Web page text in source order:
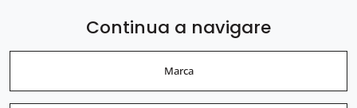
Continua a navigare
Marca